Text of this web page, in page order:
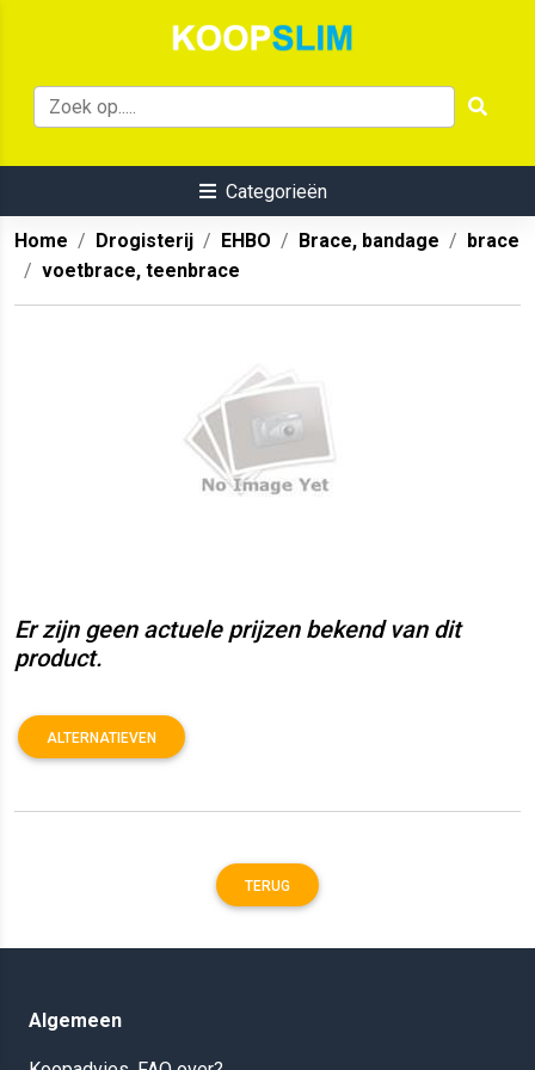
Categorieën
Home Drogisterij EHBO Brace, bandage
brace
voetbrace, teenbrace
Er zijn geen actuele prijzen bekend van dit
product.
ALTERNATIEVEN
TERUG
Algemeen